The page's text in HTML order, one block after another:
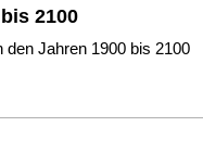
2100
den Jahren 1900 bis 2100